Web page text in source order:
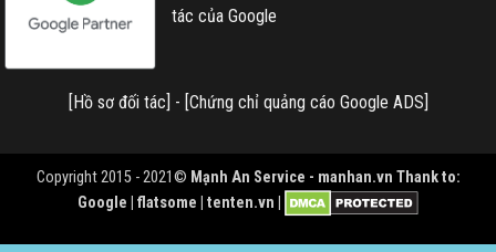
tác của Google
[Hồ sơ đối tác] - [Chứng chỉ quảng cáo Google ADS]
Copyright 2015 - 2021© Mạnh An Service - manhan.vn Thank to:
Google | flatsome | tenten.vn |